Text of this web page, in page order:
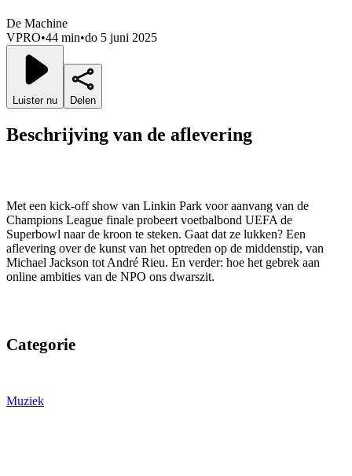
De Machine
VPRO•44 min•do 5 juni 2025
Luister nu Delen
Beschrijving van de aflevering
Met een kick-off show van Linkin Park voor aanvang van de
Champions League finale probeert voetbalbond UEFA de
Superbowl naar de kroon te steken. Gaat dat ze lukken? Een
aflevering over de kunst van het optreden op de middenstip, van
Michael Jackson tot André Rieu. En verder: hoe het gebrek aan
online ambities van de NPO ons dwarszit.
Categorie
Muziek